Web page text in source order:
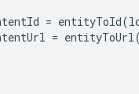
= entityToId(
= entityToUrl